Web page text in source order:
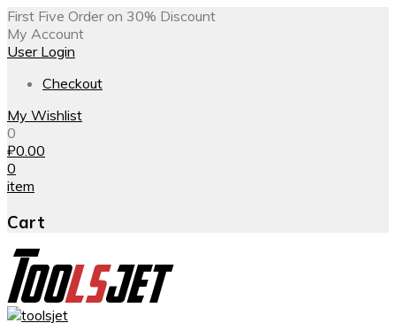
First Five Order on 30% Discount
My Account
User Login
Checkout
My Wishlist
0
₽0.00
0
item
Cart